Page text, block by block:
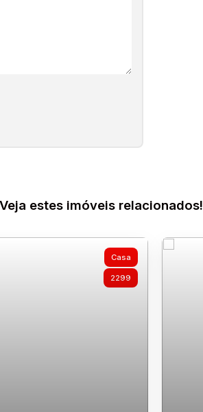
estes imóveis relacionados!
Casa
2299